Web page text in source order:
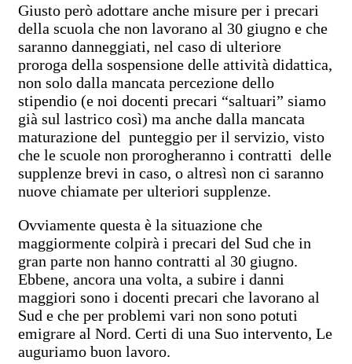
Giusto però adottare anche misure per i precari
della scuola che non lavorano al 30 giugno e che
saranno danneggiati, nel caso di ulteriore
proroga della sospensione delle attività didattica,
non solo dalla mancata percezione dello
stipendio (e noi docenti precari “saltuari” siamo
già sul lastrico così) ma anche dalla mancata
maturazione del punteggio per il servizio, visto
che le scuole non prorogheranno i contratti delle
supplenze brevi in caso, o altresì non ci saranno
nuove chiamate per ulteriori supplenze.
Ovviamente questa è la situazione che
maggiormente colpirà i precari del Sud che in
gran parte non hanno contratti al 30 giugno.
Ebbene, ancora una volta, a subire i danni
maggiori sono i docenti precari che lavorano al
Sud e che per problemi vari non sono potuti
emigrare al Nord. Certi di una Suo intervento, Le
auguriamo buon lavoro.